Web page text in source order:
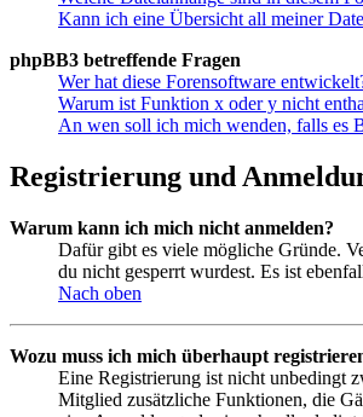
Kann ich eine Übersicht all meiner
phpBB3 betreffende Fragen
Wer hat diese Forensoftware
Warum ist Funktion x oder y nicht
An wen soll ich mich wenden, falls es
Registrierung und
Warum kann ich mich nicht anmelden?
Dafür gibt es viele mögliche Gründe.
du nicht gesperrt wurdest. Es ist
Nach oben
Wozu muss ich mich überhaupt
Eine Registrierung ist nicht unbedingt
Mitglied zusätzliche Funktionen, die